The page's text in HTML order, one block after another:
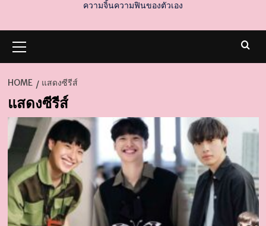
ความจิ้นความฟินของตัวเอง
Menu
HOME แสดงซีรีส์
แสดงซีรีส์